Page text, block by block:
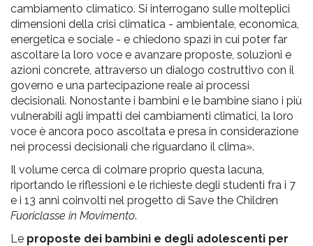
cambiamento climatico. Si interrogano sulle molteplici
dimensioni della crisi climatica - ambientale, economica,
energetica e sociale - e chiedono spazi in cui poter far
ascoltare la loro voce e avanzare proposte, soluzioni e
azioni concrete, attraverso un dialogo costruttivo con il
governo e una partecipazione reale ai processi
decisionali. Nonostante i bambini e le bambine siano i più
vulnerabili agli impatti dei cambiamenti climatici, la loro
voce è ancora poco ascoltata e presa in considerazione
nei processi decisionali che riguardano il clima».
Il volume cerca di colmare proprio questa lacuna,
riportando le riflessioni e le richieste degli studenti fra i 7
e i 13 anni coinvolti nel progetto di Save the Children
Fuoriclasse in Movimento.
Le proposte dei bambini e degli adolescenti per